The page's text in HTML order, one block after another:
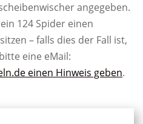
angegeben.
124 Spider einen
– falls dies der Fall ist,
eine eMail:
einen Hinweis geben.